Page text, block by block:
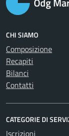
CHI SIAMO
Composizione
Recapiti
Bilanci
Contatti
CATEGORIE DI
Iscrizioni